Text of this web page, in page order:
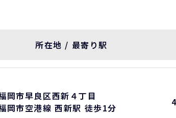
所在地 / 最寄り駅
岡市早良区西新４丁目
岡市空港線 西新駅 徒歩1分